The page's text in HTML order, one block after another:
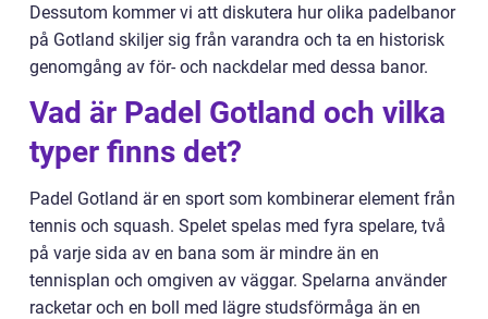
Dessutom kommer vi att diskutera hur olika padelbanor
på Gotland skiljer sig från varandra och ta en historisk
genomgång av för- och nackdelar med dessa banor.
Vad är Padel Gotland och vilka
typer finns det?
Padel Gotland är en sport som kombinerar element från
tennis och squash. Spelet spelas med fyra spelare, två
på varje sida av en bana som är mindre än en
tennisplan och omgiven av väggar. Spelarna använder
racketar och en boll med lägre studsförmåga än en